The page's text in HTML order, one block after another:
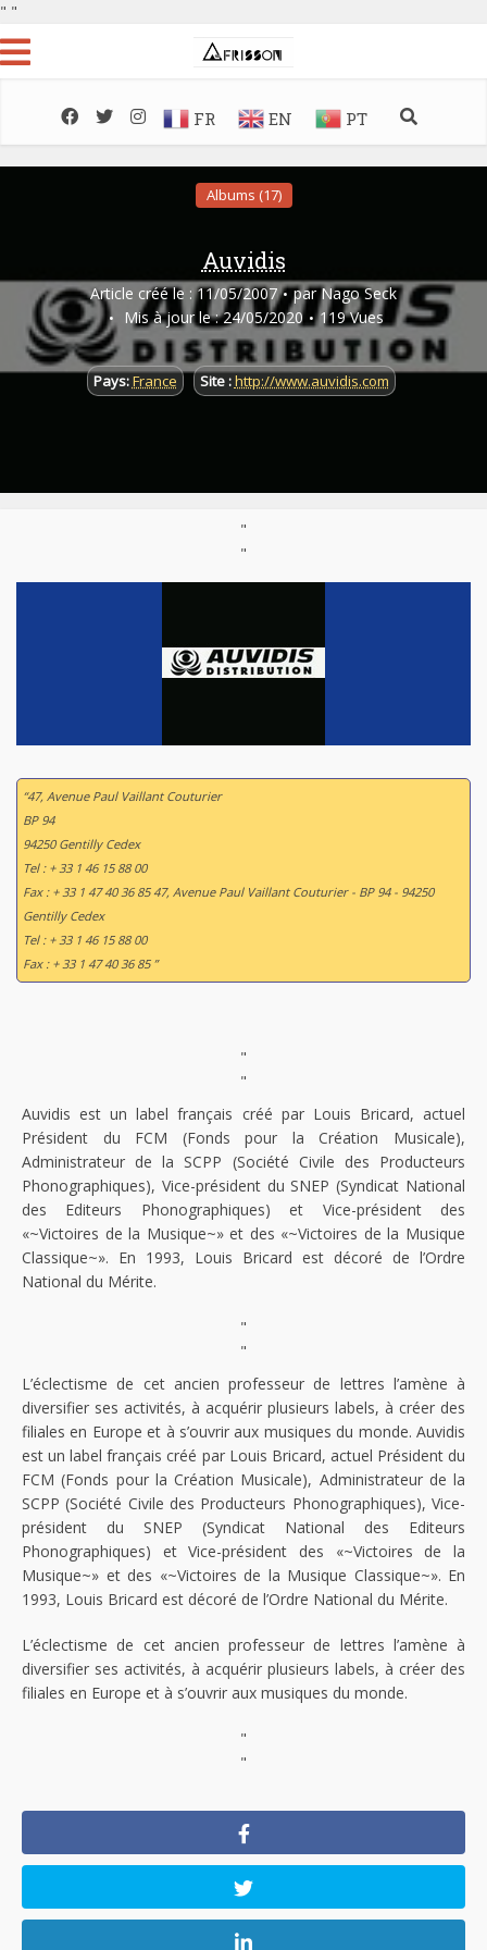
" "
FR EN PT
Albums (17)
Auvidis
Article créé le : 11/05/2007 par Nago Seck
Mis à jour le : 24/05/2020
119 Vues
Pays:France Site :http://www.auvidis.com
"
"
“47, Avenue Paul Vaillant Couturier
BP 94
94250 Gentilly Cedex
Tel : + 33 1 46 15 88 00
Fax : + 33 1 47 40 36 85 47, Avenue Paul Vaillant Couturier - BP 94 - 94250
Gentilly Cedex
Tel : + 33 1 46 15 88 00
Fax : + 33 1 47 40 36 85 ”
"
"
Auvidis est un label français créé par Louis Bricard, actuel
Président du FCM (Fonds pour la Création Musicale),
Administrateur de la SCPP (Société Civile des Producteurs
Phonographiques), Vice-président du SNEP (Syndicat National
des Editeurs Phonographiques) et Vice-président des
«~Victoires de la Musique~» et des «~Victoires de la Musique
Classique~». En 1993, Louis Bricard est décoré de l’Ordre
National du Mérite.
"
"
L’éclectisme de cet ancien professeur de lettres l’amène à
diversifier ses activités, à acquérir plusieurs labels, à créer des
filiales en Europe et à s’ouvrir aux musiques du monde. Auvidis
est un label français créé par Louis Bricard, actuel Président du
FCM (Fonds pour la Création Musicale), Administrateur de la
SCPP (Société Civile des Producteurs Phonographiques), Vice-
président du SNEP (Syndicat National des Editeurs
Phonographiques) et Vice-président des «~Victoires de la
Musique~» et des «~Victoires de la Musique Classique~». En
1993, Louis Bricard est décoré de l’Ordre National du Mérite.
L’éclectisme de cet ancien professeur de lettres l’amène à
diversifier ses activités, à acquérir plusieurs labels, à créer des
filiales en Europe et à s’ouvrir aux musiques du monde.
"
"